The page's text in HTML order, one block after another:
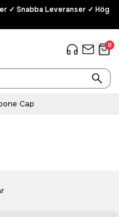
✓ Snabba Leveranser ✓ Hög
0
Cap